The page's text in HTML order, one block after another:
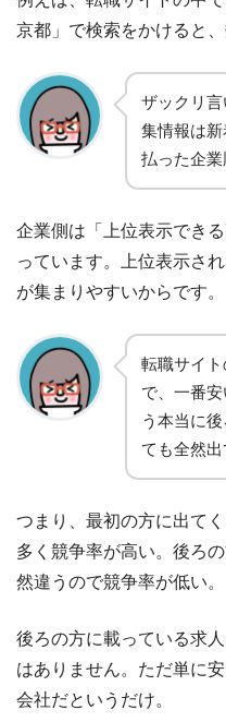
京都」で検索をかけると
ザックリ
集情報は
払った企業
企業側は「上位表示でき
っています。上位表示さ
が集まりやすいからです。
転職サイ
で、一番
う本当に
ても全然
つまり、最初の方に出て
多く競争率が高い。後ろ
然違うので競争率が低い。
後ろの方に載っている求
はありません。ただ単に
会社だというだけ。